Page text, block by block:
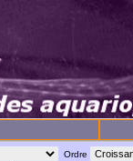
Ordre